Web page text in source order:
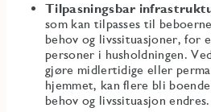
Tilpasningsbar
som kan tilpasses til
behov og livssituasjoner, for
personer i husholdningen.
gjøre midlertidige eller
hjemmet, kan flere bli
behov og livssituasjon endres.